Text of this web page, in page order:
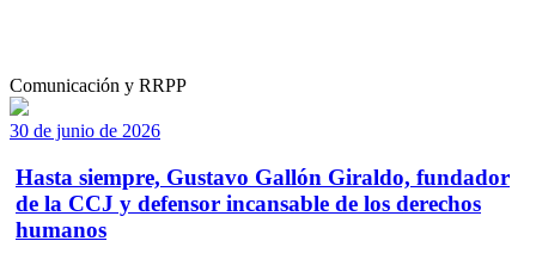
Comunicación y RRPP
30 de junio de 2026
Hasta siempre, Gustavo Gallón Giraldo, fundador
de la CCJ y defensor incansable de los derechos
humanos